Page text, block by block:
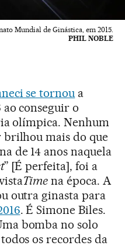
Mundial de Ginástica, em 2015.
PHIL NOBLE
se tornou a
conseguir o
olímpica. Nenhum
mais do que
de 14 anos naquela
” [É perfeita], foi a
Time na época. A
outra ginasta para
. É Simone Biles.
bomba no solo
os recordes da